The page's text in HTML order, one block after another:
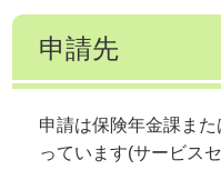
申請先
申請は保険年金課また
っています(サービス